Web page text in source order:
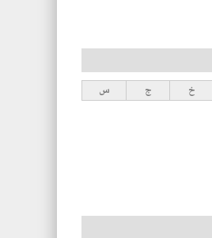
خ ج س